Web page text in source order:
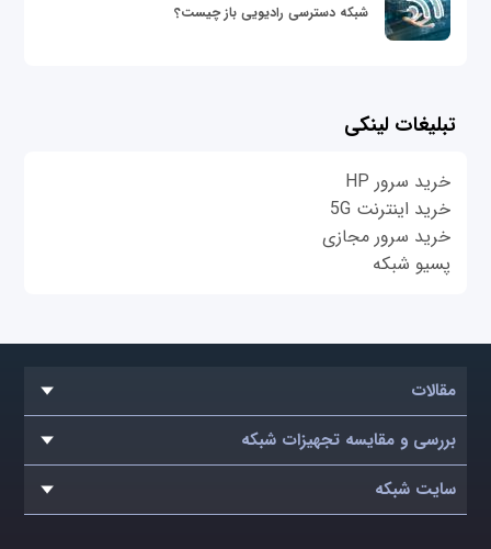
شبکه دسترسی رادیویی باز چیست؟
تبلیغات لینکی
خرید سرور HP
خرید اینترنت 5G
خرید سرور مجازی
پسیو شبکه
مقالات
بررسی و مقایسه تجهیزات شبکه
سایت شبکه